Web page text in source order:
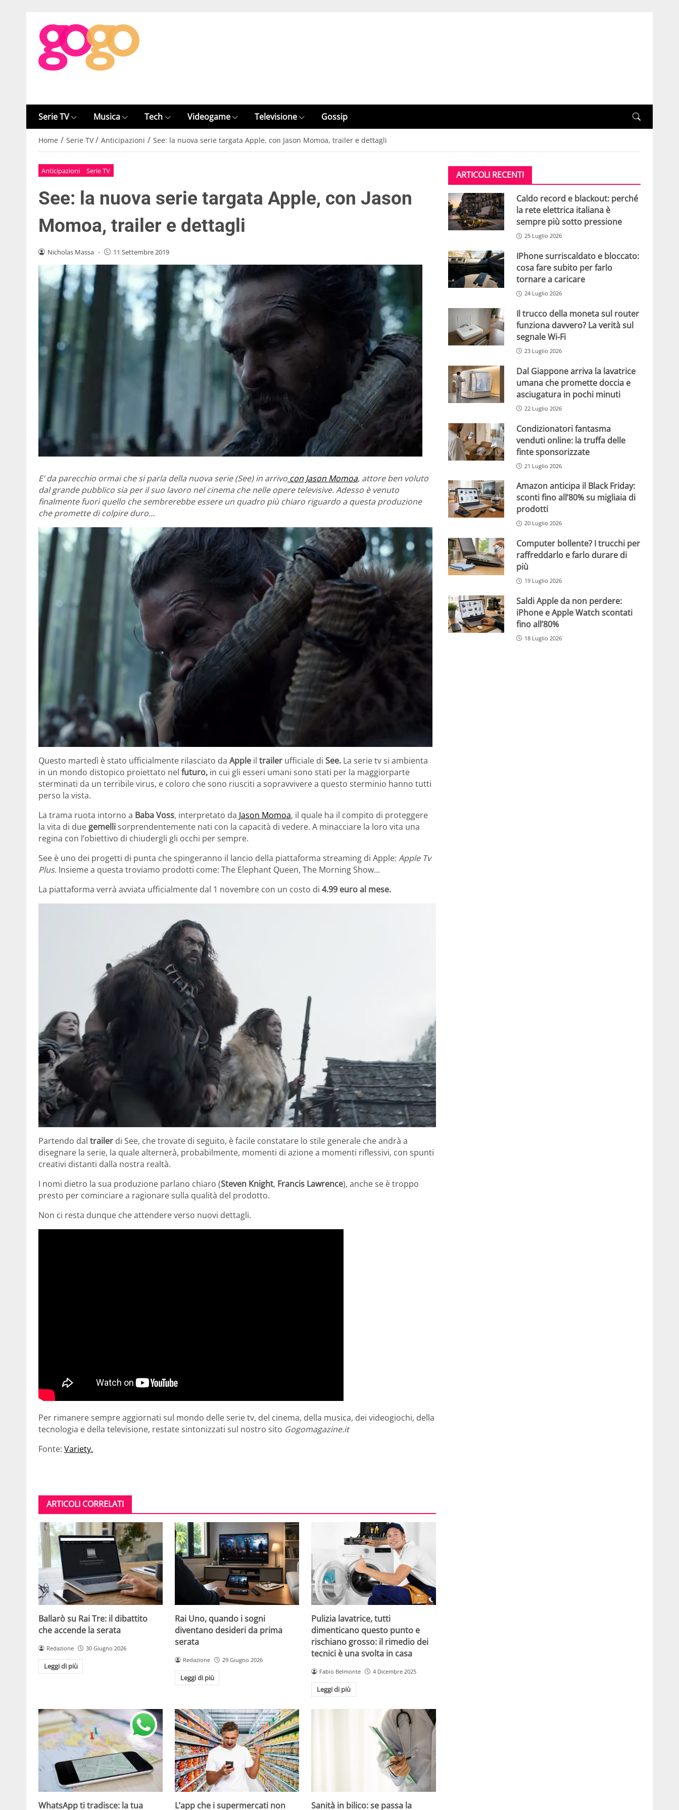
Serie TV Musica Tech Videogame Televisione Gossip
Home / Serie TV / Anticipazioni / See: la nuova serie targata Apple, con Jason Momoa, trailer e dettagli
Anticipazioni Serie TV
See: la nuova serie targata Apple, con Jason
Momoa, trailer e dettagli
Nicholas Massa - 11 Settembre 2019
E’ da parecchio ormai che si parla della nuova serie (See) in arrivo con Jason Momoa, attore ben voluto
dal grande pubblico sia per il suo lavoro nel cinema che nelle opere televisive. Adesso è venuto
finalmente fuori quello che sembrerebbe essere un quadro più chiaro riguardo a questa produzione
che promette di colpire duro…
Questo martedì è stato ufficialmente rilasciato da Apple il trailer ufficiale di See. La serie tv si ambienta
in un mondo distopico proiettato nel futuro, in cui gli esseri umani sono stati per la maggiorparte
sterminati da un terribile virus, e coloro che sono riusciti a sopravvivere a questo sterminio hanno tutti
perso la vista.
La trama ruota intorno a Baba Voss, interpretato da Jason Momoa, il quale ha il compito di proteggere
la vita di due gemellisorprendentemente nati con la capacità di vedere. A minacciare la loro vita una
regina con l’obiettivo di chiudergli gli occhi per sempre.
See è uno dei progetti di punta che spingeranno il lancio della piattaforma streaming di Apple: Apple Tv
Plus. Insieme a questa troviamo prodotti come: The Elephant Queen, The Morning Show…
La piattaforma verrà avviata ufficialmente dal 1 novembre con un costo di 4.99 euro al mese.
Partendo dal trailer di See, che trovate di seguito, è facile constatare lo stile generale che andrà a
disegnare la serie, la quale alternerà, probabilmente, momenti di azione a momenti riflessivi, con spunti
creativi distanti dalla nostra realtà.
I nomi dietro la sua produzione parlano chiaro (Steven Knight, Francis Lawrence), anche se è troppo
presto per cominciare a ragionare sulla qualità del prodotto.
Non ci resta dunque che attendere verso nuovi dettagli.
Per rimanere sempre aggiornati sul mondo delle serie tv, del cinema, della musica, dei videogiochi, della
tecnologia e della televisione, restate sintonizzati sul nostro sito Gogomagazine.it
Fonte: Variety.
ARTICOLI CORRELATI
Ballarò su Rai Tre: il dibattito
che accende la serata
Redazione 30 Giugno 2026
Leggi di più
Rai Uno, quando i sogni
diventano desideri da prima
serata
Redazione 29 Giugno 2026
Leggi di più
Pulizia lavatrice, tutti
dimenticano questo punto e
rischiano grosso: il rimedio dei
tecnici è una svolta in casa
Fabio Belmonte 4 Dicembre 2025
Leggi di più
WhatsApp ti tradisce: la tua L’app che i supermercati non Sanità in bilico: se passa la
ARTICOLI RECENTI
Caldo record e blackout: perché
la rete elettrica italiana è
sempre più sotto pressione
25 Luglio 2026
IPhone surriscaldato e bloccato:
cosa fare subito per farlo
tornare a caricare
24 Luglio 2026
Il trucco della moneta sul router
funziona davvero? La verità sul
segnale Wi-Fi
23 Luglio 2026
Dal Giappone arriva la lavatrice
umana che promette doccia e
asciugatura in pochi minuti
22 Luglio 2026
Condizionatori fantasma
venduti online: la truffa delle
finte sponsorizzate
21 Luglio 2026
Amazon anticipa il Black Friday:
sconti fino all’80% su migliaia di
prodotti
20 Luglio 2026
Computer bollente? I trucchi per
raffreddarlo e farlo durare di
più
19 Luglio 2026
Saldi Apple da non perdere:
iPhone e Apple Watch scontati
fino all’80%
18 Luglio 2026